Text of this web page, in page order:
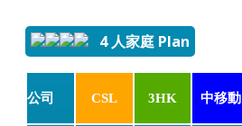
4 人家庭 Plan
公司 CSL 3HK 中移動